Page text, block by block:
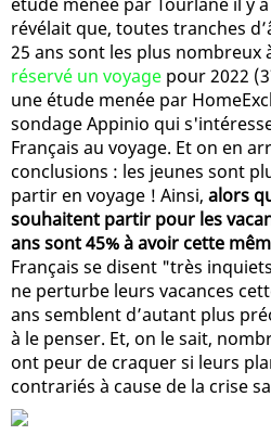
révélait que, toutes tranches
25 ans sont les plus nombreux
réservé un voyage pour 2022
une étude menée par
sondage Appinio qui
Français au voyage. Et on en
conclusions : les jeunes sont
partir en voyage ! Ainsi, alors
souhaitent partir pour les
ans sont 45% à avoir cette
Français se disent "très
ne perturbe leurs vacances
ans semblent d’autant plus
à le penser. Et, on le sait,
ont peur de craquer si leurs
contrariés à cause de la crise